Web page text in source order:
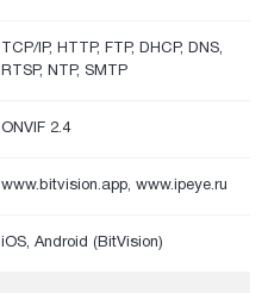
TCP/IP, HTTP, FTP, DHCP, DNS,
RTSP, NTP, SMTP
ONVIF 2.4
www.bitvision.app, www.ipeye.ru
iOS, Android (BitVision)